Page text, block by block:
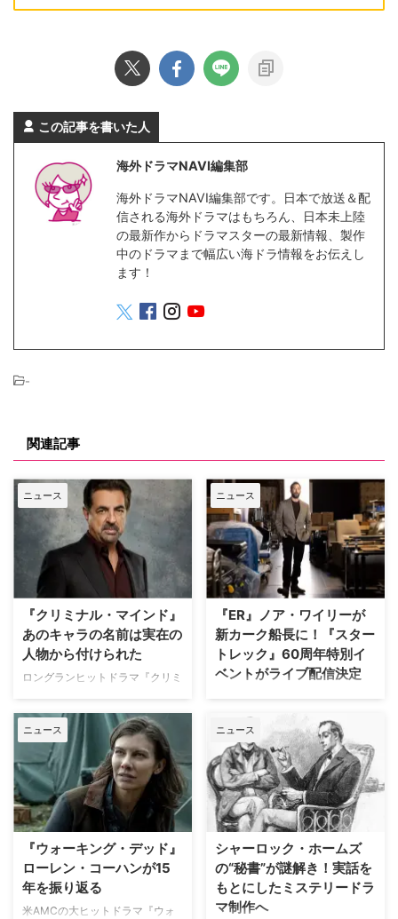
この記事を書いた人
海外ドラマNAVI編集部
海外ドラマNAVI編集部です。日本で放送＆配
信される海外ドラマはもちろん、日本未上陸
の最新作からドラマスターの最新情報、製作
中のドラマまで幅広い海ドラ情報をお伝えし
ます！
-
関連記事
ニュース
『クリミナル・マインド』
あのキャラの名前は実在の
人物から付けられた
ロングランヒットドラマ『クリミ
ロッシを演じるジョー・マンテー
ニャ。実はこの役名を付けたのは
ジョー自身なのだが、その理由に
ついて説明している。米TV Line
が報じた。 O・J・シンプソン裁
判の証人がデヴィッド・ロッシ
シーズン3序盤でFBI行動分析課
オンが去った後、その穴を埋める
形で登場したデヴィッド・ロッ
シ。その後、15シーズン以上にわ
たりチームを支えるこのベテラン
ニュース
『ER』ノア・ワイリーが
新カーク船長に！『スター
トレック』60周年特別イ
ベントがライブ配信決定
エミー賞受賞歴を誇るノア・ワイ
リー（『ER 緊急救命室』『ザ・
ピット／ピッツバーグ救急医療
室』）が、SF界の金字塔『スタ
ートレック』の誕生60周年を記
念する朗読劇イベントで、ジェー
ムズ・T・カーク船長役を務める
ことが明らかになった。米TV
レック』60周年を祝う特別朗読
劇が開催！ 本イベントは、米国
脚本家組合財団（WGF）が主催
する特別企画「WGF RetroReads
ニュース
『ウォーキング・デッド』
ローレン・コーハンが15
年を振り返る
米AMCの大ヒットドラマ『ウォ
ニュース
シャーロック・ホームズ
の“秘書”が謎解き！実話を
もとにしたミステリードラ
マ制作へ